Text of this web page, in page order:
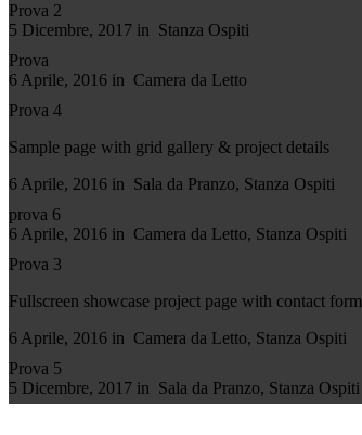
Prova 2
5 Dicembre, 2017 in Stanza Ospiti
Prova
6 Aprile, 2016 in Camera da Letto
Prova 4
Sample page with grid gallery & project details
6 Aprile, 2016 in Sala da Pranzo, Stanza Ospiti
prova 6
6 Aprile, 2016 in Camera da Letto, Stanza Ospiti
Prova 3
Fullscreen showcase project page with contact form
6 Aprile, 2016 in Camera da Letto, Stanza Ospiti
Prova 5
5 Dicembre, 2017 in Sala da Pranzo, Stanza Ospiti